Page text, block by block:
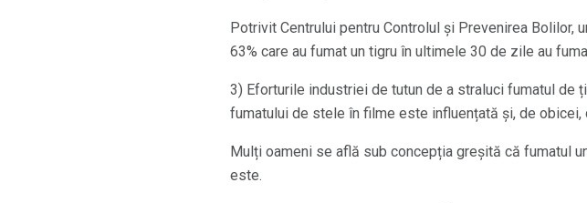
Potrivit Centrului pentru Controlul și Prevenirea Bolilor,
63% care au fumat un tigru în ultimele 30 de zile au
3) Eforturile industriei de tutun de a straluci fumatul de
fumatului de stele în filme este influențată și, de
Mulți oameni se află sub concepția greșită că fumatul
este.